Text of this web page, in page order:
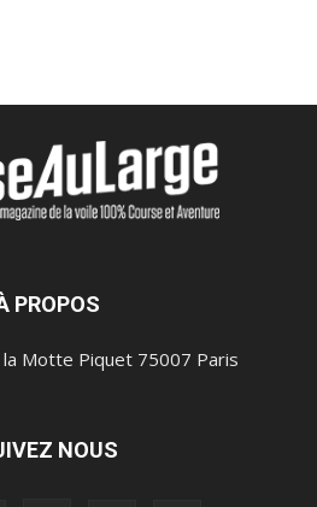
PROPOS
Motte Piquet 75007 Paris
NOUS